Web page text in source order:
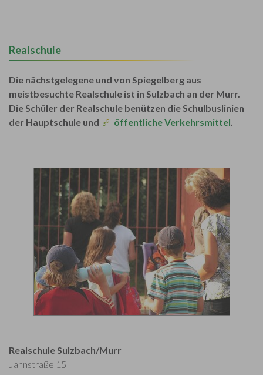
Realschule
Die nächstgelegene und von Spiegelberg aus
meistbesuchte Realschule ist in Sulzbach an der Murr.
Die Schüler der Realschule benützen die Schulbuslinien
der Hauptschule und
öffentliche Verkehrsmittel.
Realschule Sulzbach/Murr
Jahnstraße 15